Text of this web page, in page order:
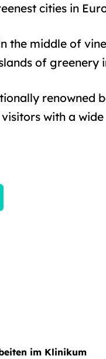
cities in
the middle of
of greenery
renowned
with a
im Klinikum